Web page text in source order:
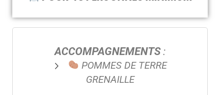
ACCOMPAGNEMENTS:
POMMES DE TERRE
GRENAILLE